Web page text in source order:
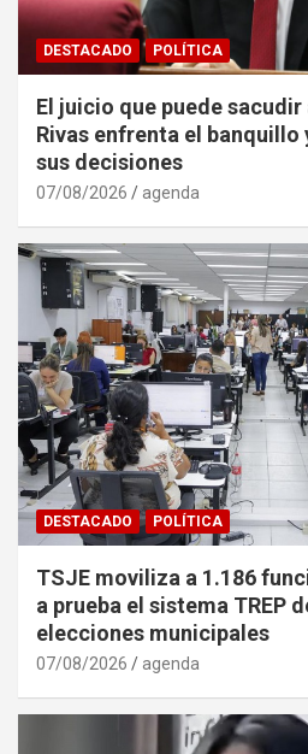
DESTACADO POLÍTICA
El juicio que puede sacudir
Rivas enfrenta el banquillo
sus decisiones
07/08/2026 agenda
DESTACADO POLÍTICA
TSJE moviliza a 1.186
a prueba el sistema TREP
elecciones municipales
07/08/2026 agenda